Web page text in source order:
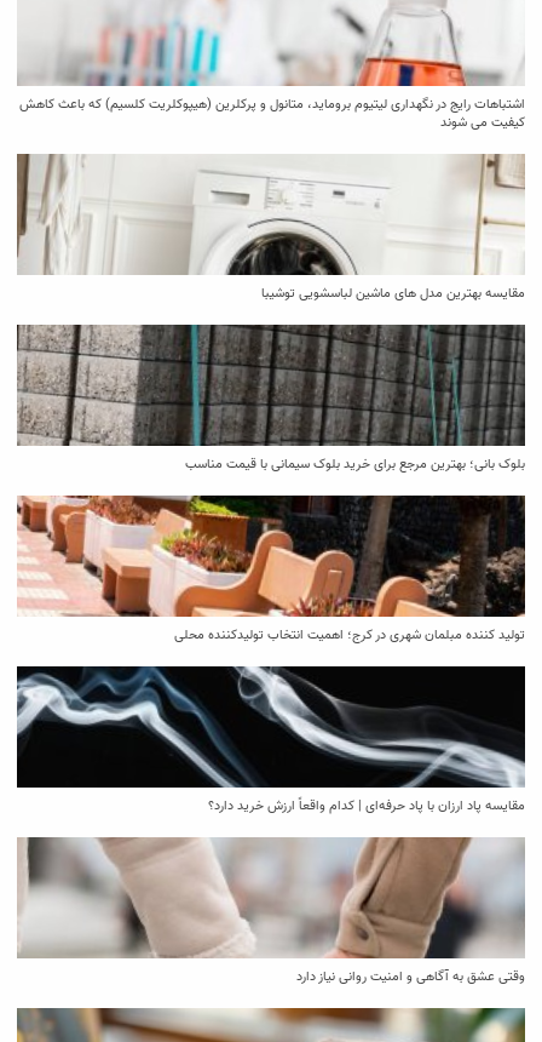
اشتباهات رایج در نگهداری لیتیوم بروماید، متانول و پرکلرین (هیپوکلریت کلسیم) که باعث کاهش
کیفیت می‌ شوند
مقایسه بهترین مدل ‌های ماشین لباسشویی توشیبا
بلوک بانی؛ بهترین مرجع برای خرید بلوک سیمانی با قیمت مناسب
تولید کننده مبلمان شهری در کرج؛ اهمیت انتخاب تولیدکننده محلی
مقایسه پاد ارزان با پاد حرفه‌ای | کدام واقعاً ارزش خرید دارد؟
وقتی عشق به آگاهی و امنیت روانی نیاز دارد